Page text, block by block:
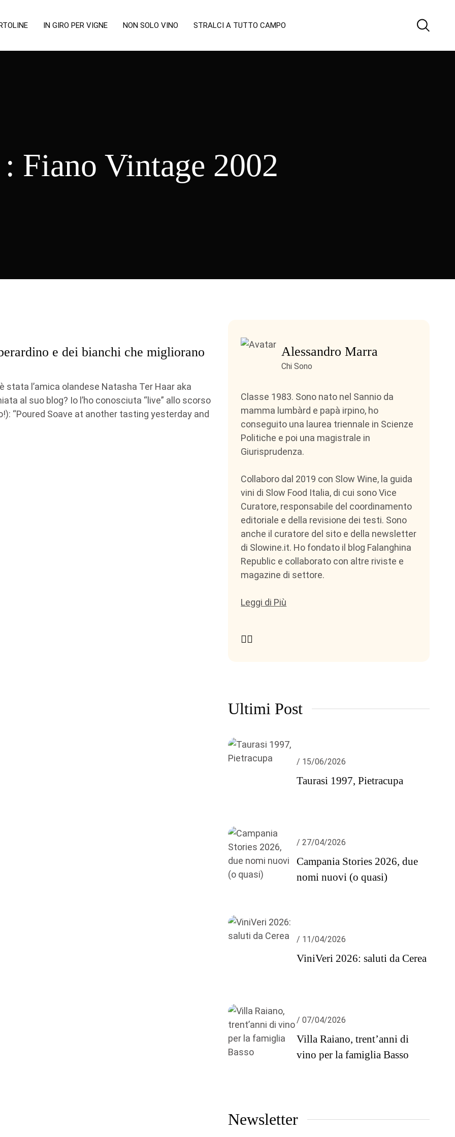
IN GIRO PER VIGNE NON SOLO VINO STRALCI A TUTTO CAMPO
Fiano Vintage 2002
e dei bianchi che migliorano
stata l’amica olandese Natasha Ter Haar aka
al suo blog? Io l’ho conosciuta “live” allo scorso
“Poured Soave at another tasting yesterday and
Alessandro Marra
Chi Sono
Classe 1983. Sono nato nel Sannio da
mamma lumbàrd e papà irpino, ho
conseguito una laurea triennale in Scienze
Politiche e poi una magistrale in
Giurisprudenza.
Collaboro dal 2019 con Slow Wine, la guida
vini di Slow Food Italia, di cui sono Vice
Curatore, responsabile del coordinamento
editoriale e della revisione dei testi. Sono
anche il curatore del sito e della newsletter
di Slowine.it. Ho fondato il blog Falanghina
Republic e collaborato con altre riviste e
magazine di settore.
Leggi di Più
Ultimi Post
/ 15/06/2026
Taurasi 1997, Pietracupa
/ 27/04/2026
Campania Stories 2026, due
nomi nuovi (o quasi)
/ 11/04/2026
ViniVeri 2026: saluti da Cerea
/ 07/04/2026
Villa Raiano, trent’anni di
vino per la famiglia Basso
Newsletter